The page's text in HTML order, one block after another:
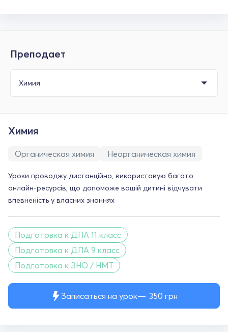
Преподает
Записаться на урок 350 грн
Химия
Органическая химия Неорганическая химия
Уроки проводжу дистанційно, використовую багато
онлайн-ресурсів, що допоможе вашій дитині відчувати
впевненість у власних знаннях
Подготовка к ДПА 11 класс
Подготовка к ДПА 9 класс
Подготовка к ЗНО / НМТ